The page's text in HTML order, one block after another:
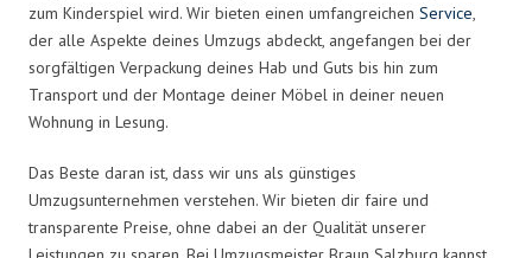
zum Kinderspiel wird. Wir bieten einen umfangreichen Service,
der alle Aspekte deines Umzugs abdeckt, angefangen bei der
sorgfältigen Verpackung deines Hab und Guts bis hin zum
Transport und der Montage deiner Möbel in deiner neuen
Wohnung in Lesung.
Das Beste daran ist, dass wir uns als günstiges
Umzugsunternehmen verstehen. Wir bieten dir faire und
transparente Preise, ohne dabei an der Qualität unserer